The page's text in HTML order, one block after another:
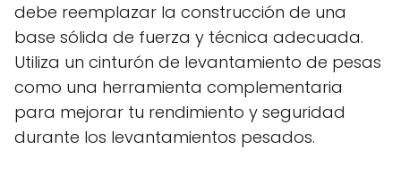
debe reemplazar la construcción de una
base sólida de fuerza y técnica adecuada.
Utiliza un cinturón de levantamiento de pesas
como una herramienta complementaria
para mejorar tu rendimiento y seguridad
durante los levantamientos pesados.